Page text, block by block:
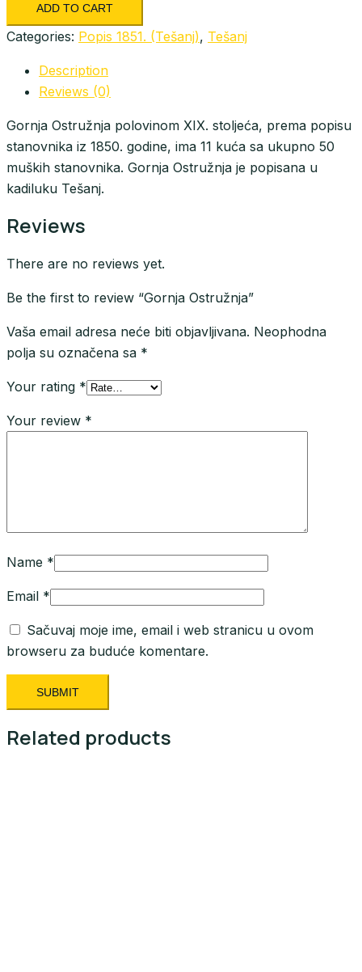
quantity
ADD TO CART
Categories: Popis 1851. (Tešanj), Tešanj
Description
Reviews (0)
Gornja Ostružnja polovinom XIX. stoljeća, prema popisu
stanovnika iz 1850. godine, ima 11 kuća sa ukupno 50
muških stanovnika. Gornja Ostružnja je popisana u
kadiluku Tešanj.
Reviews
There are no reviews yet.
Be the first to review “Gornja Ostružnja”
Vaša email adresa neće biti objavljivana. Neophodna
polja su označena sa *
Your rating *
Your review *
Name *
Email *
Sačuvaj moje ime, email i web stranicu u ovom
browseru za buduće komentare.
Related products